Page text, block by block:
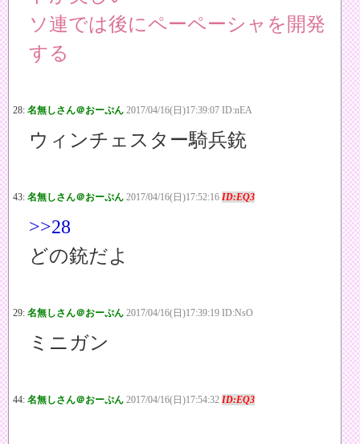
ソ連では後にペーペーシャを開発
する
28: 名無しさん＠おーぷん 2017/04/16(日)17:39:07 ID:nEA
ウィンチェスター騎兵銃
43: 名無しさん＠おーぷん 2017/04/16(日)17:52:16 ID:EQ3
>>28
どの銃だよ
29: 名無しさん＠おーぷん 2017/04/16(日)17:39:19 ID:NsO
ミニガン
44: 名無しさん＠おーぷん 2017/04/16(日)17:54:32 ID:EQ3